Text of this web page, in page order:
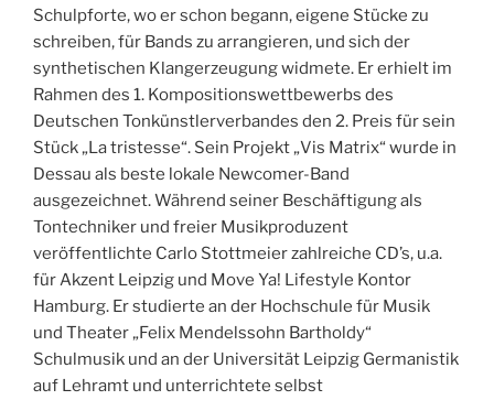
Schulpforte, wo er schon begann, eigene Stücke zu
schreiben, für Bands zu arrangieren, und sich der
synthetischen Klangerzeugung widmete. Er erhielt im
Rahmen des 1. Kompositionswettbewerbs des
Deutschen Tonkünstlerverbandes den 2. Preis für sein
Stück „La tristesse“. Sein Projekt „Vis Matrix“ wurde in
Dessau als beste lokale Newcomer-Band
ausgezeichnet. Während seiner Beschäftigung als
Tontechniker und freier Musikproduzent
veröffentlichte Carlo Stottmeier zahlreiche CD’s, u.a.
für Akzent Leipzig und Move Ya! Lifestyle Kontor
Hamburg. Er studierte an der Hochschule für Musik
und Theater „Felix Mendelssohn Bartholdy“
Schulmusik und an der Universität Leipzig Germanistik
auf Lehramt und unterrichtete selbst